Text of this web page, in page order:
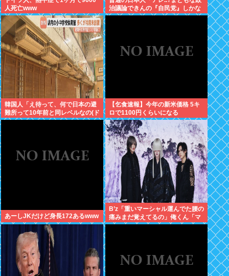
人死亡www
治議論できんの『自民党』しかな
くね？左って下品な言葉しか使え
韓国人「え待って、何で日本の避
難所って10年前と同レベルなの(ド
ン引き
【乞食速報】今年の新米価格 5キ
ロで1100円くらいになる
あーしJKだけど身長172あるwww
B’z「重いマーシャル運んでた腰の
痛みまだ覚えてるの」俺くん「マ
ーシャルって何？ 」